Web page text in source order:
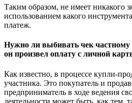
Таким образом, не имеет никакого
использованием какого
платеж.
Нужно ли выбивать чек
он произвел оплату с личной
Как известно, в процессе купли-
участника. Это покупатель и
предприниматель в ходе ведения
деятельности может быть, как тем,